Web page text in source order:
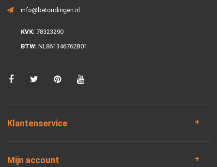
info@betondingen.nl
KVK: 78323290
BTW: NL861346762B01
Klantenservice
Mijn account